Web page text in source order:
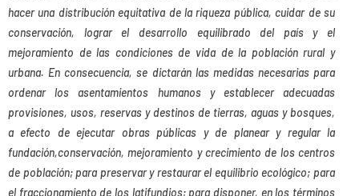
hacer una distribución equitativa de la riqueza pública, cuidar de su
conservación, lograr el desarrollo equilibrado del país y el
mejoramiento de las condiciones de vida de la población rural y
urbana. En consecuencia, se dictarán las medidas necesarias para
ordenar los asentamientos humanos y establecer adecuadas
provisiones, usos, reservas y destinos de tierras, aguas y bosques,
a efecto de ejecutar obras públicas y de planear y regular la
fundación,conservación, mejoramiento y crecimiento de los centros
de población; para preservar y restaurar el equilibrio ecológico; para
el fraccionamiento de los latifundios; para disponer, en los términos